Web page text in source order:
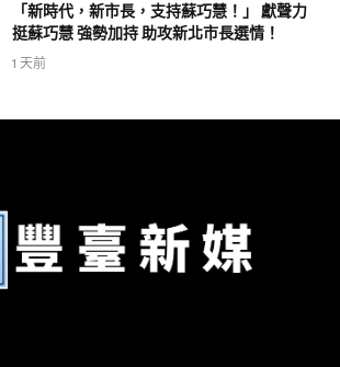
「新時代，新市長，支持蘇巧慧！」 獻聲力
挺蘇巧慧 強勢加持 助攻新北市長選情！
1 天前